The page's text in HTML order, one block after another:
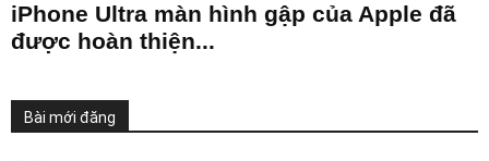
iPhone Ultra màn hình gập của Apple đã
được hoàn thiện...
Bài mới đăng